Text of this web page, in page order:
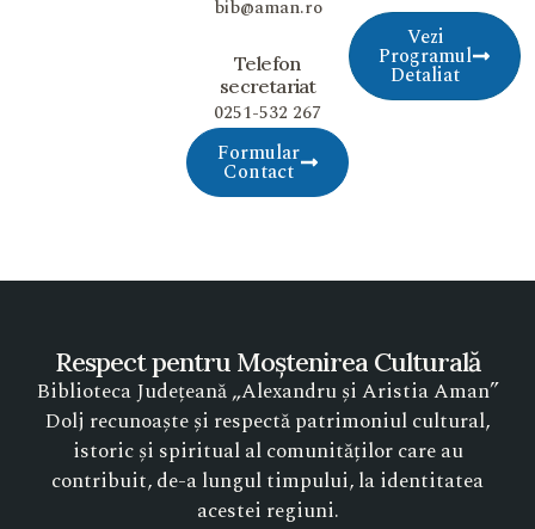
Vezi
Programul
Detaliat
bib@aman.ro
Telefon
secretariat
0251-532 267
Formular
Contact
Respect pentru Moștenirea Culturală
Biblioteca Județeană „Alexandru și Aristia Aman”
Dolj recunoaște și respectă patrimoniul cultural,
istoric și spiritual al comunităților care au
contribuit, de-a lungul timpului, la identitatea
acestei regiuni.